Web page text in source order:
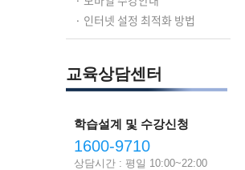
· 인터넷 설정 최적화 방법
교육상담센터
학습설계 및 수강신청
1600-9710
상담시간 : 평일 10:00~22:00